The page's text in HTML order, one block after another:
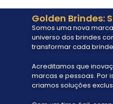
Golden Brindes:
Somos uma nova
universo dos brindes
transformar cada
Acreditamos que
marcas e pessoas. Por
criamos soluções